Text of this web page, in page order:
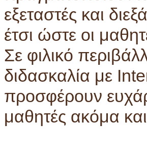
εξεταστές και
έτσι ώστε οι
Σε φιλικό
διδασκαλία με
προσφέρουν
μαθητές ακόμα